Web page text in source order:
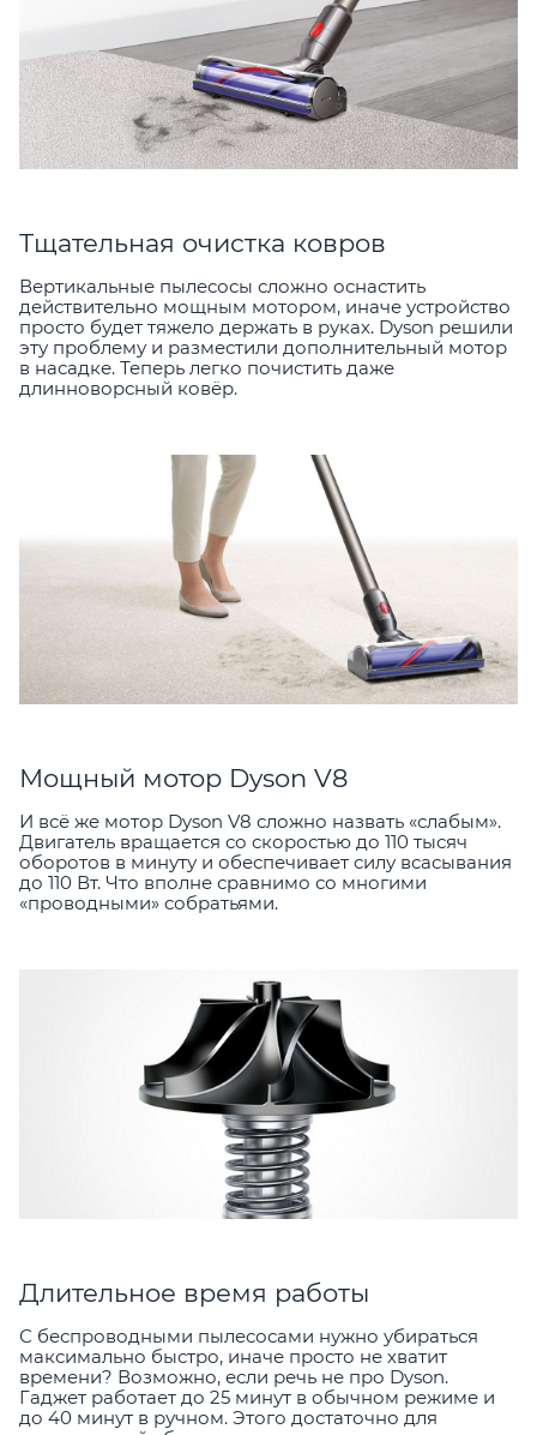
Тщательная очистка ковров
Вертикальные пылесосы сложно оснастить
действительно мощным мотором, иначе устройство
просто будет тяжело держать в руках. Dyson решили
эту проблему и разместили дополнительный мотор
в насадке. Теперь легко почистить даже
длинноворсный ковёр.
Мощный мотор Dyson V8
И всё же мотор Dyson V8 сложно назвать «слабым».
Двигатель вращается со скоростью до 110 тысяч
оборотов в минуту и обеспечивает силу всасывания
до 110 Вт. Что вполне сравнимо со многими
«проводными» собратьями.
Длительное время работы
С беспроводными пылесосами нужно убираться
максимально быстро, иначе просто не хватит
времени? Возможно, если речь не про Dyson.
Гаджет работает до 25 минут в обычном режиме и
до 40 минут в ручном. Этого достаточно для